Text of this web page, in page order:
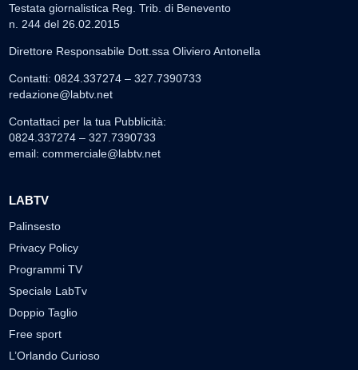
Testata giornalistica Reg. Trib. di Benevento
n. 244 del 26.02.2015
Direttore Responsabile Dott.ssa Oliviero Antonella
Contatti: 0824.337274 – 327.7390733
redazione@labtv.net
Contattaci per la tua Pubblicità:
0824.337274 – 327.7390733
email: commerciale@labtv.net
LABTV
Palinsesto
Privacy Policy
Programmi TV
Speciale LabTv
Doppio Taglio
Free sport
L’Orlando Curioso